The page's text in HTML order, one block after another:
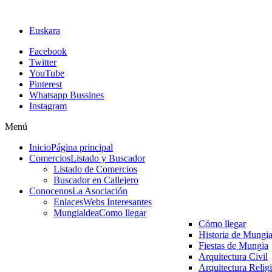
Euskara
Facebook
Twitter
YouTube
Pinterest
Whatsapp Bussines
Instagram
Menú
InicioPágina principal
ComerciosListado y Buscador
Listado de Comercios
Buscador en Callejero
ConocenosLa Asociación
EnlacesWebs Interesantes
MungialdeaComo llegar
Cómo llegar
Historia de Mungia
Fiestas de Mungia
Arquitectura Civil
Arquitectura